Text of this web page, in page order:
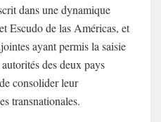
dans une dynamique
Escudo de las Américas, et
ayant permis la saisie
des deux pays
consolider leur
transnationales.